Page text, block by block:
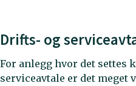
Drifts- og
For anlegg hvor det settes
serviceavtale er det